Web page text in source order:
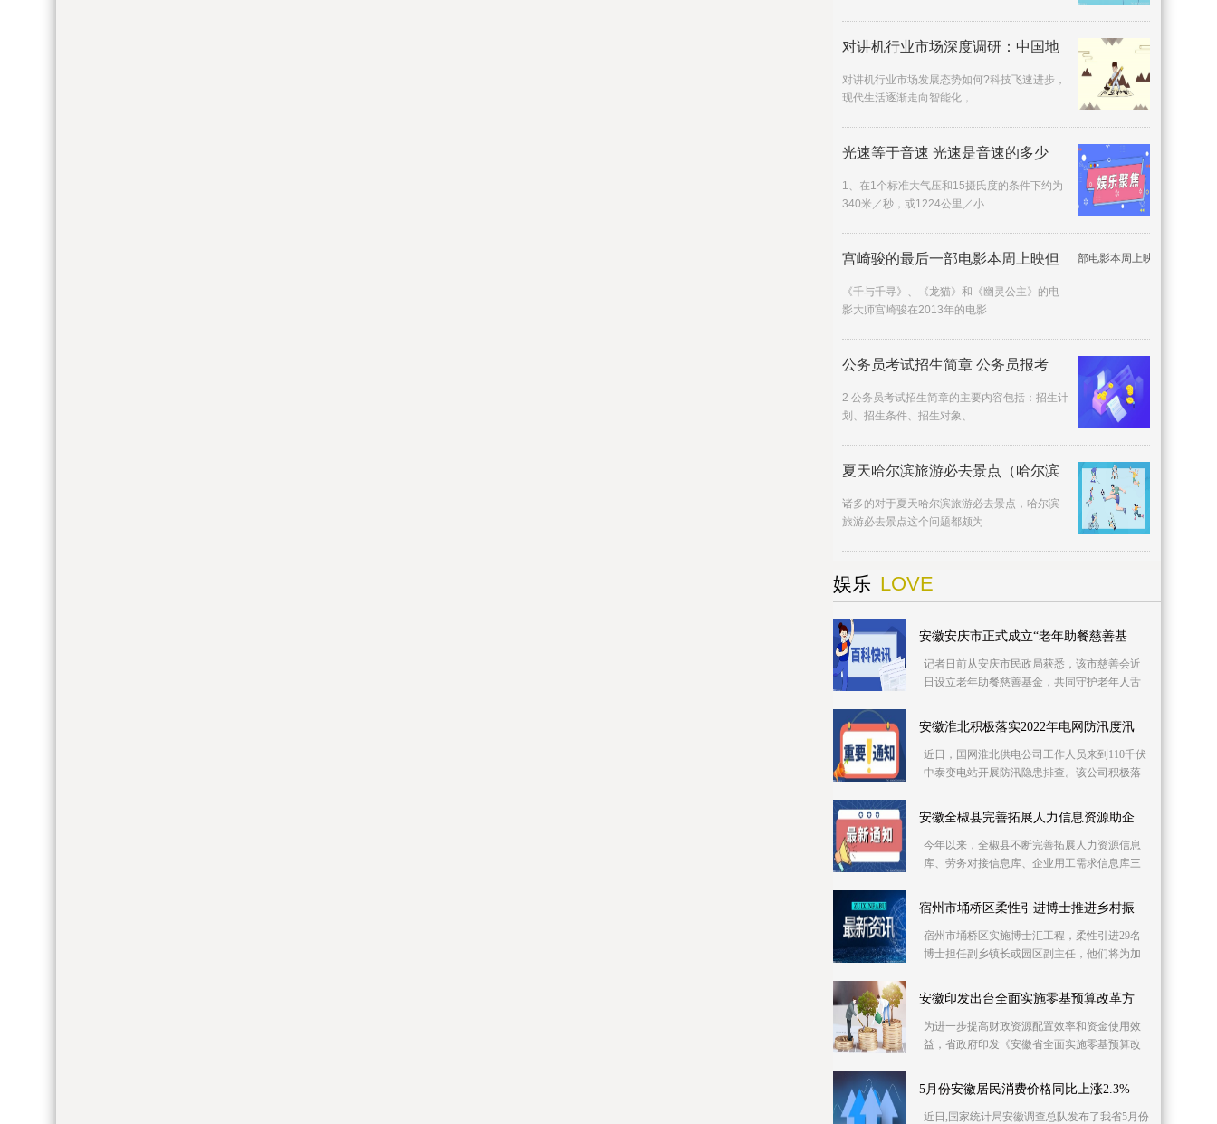
对讲机行业市场深度调研：中国地
对讲机行业市场发展态势如何?科技飞速进步，
现代生活逐渐走向智能化，
光速等于音速 光速是音速的多少
1、在1个标准大气压和15摄氏度的条件下约为
340米／秒，或1224公里／小
宫崎骏的最后一部电影本周上映但
《千与千寻》、《龙猫》和《幽灵公主》的电
影大师宫崎骏在2013年的电影
公务员考试招生简章 公务员报考
2 公务员考试招生简章的主要内容包括：招生计
划、招生条件、招生对象、
夏天哈尔滨旅游必去景点（哈尔滨
诸多的对于夏天哈尔滨旅游必去景点，哈尔滨
旅游必去景点这个问题都颇为
娱乐 LOVE
安徽安庆市正式成立“老年助餐慈善基
记者日前从安庆市民政局获悉，该市慈善会近
日设立老年助餐慈善基金，共同守护老年人舌
年食堂、社
安徽淮北积极落实2022年电网防汛度汛
近日，国网淮北供电公司工作人员来到110千伏
中泰变电站开展防汛隐患排查。该公司积极落
推进极端
安徽全椒县完善拓展人力信息资源助企
今年以来，全椒县不断完善拓展人力资源信息
库、劳务对接信息库、企业用工需求信息库三
息1 2万个
宿州市埇桥区柔性引进博士推进乡村振
宿州市埇桥区实施博士汇工程，柔性引进29名
博士担任副乡镇长或园区副主任，他们将为加
前，博士专
安徽印发出台全面实施零基预算改革方
为进一步提高财政资源配置效率和资金使用效
益，省政府印发《安徽省全面实施零基预算改
范围内全面
5月份安徽居民消费价格同比上涨2.3%
近日,国家统计局安徽调查总队发布了我省5月份